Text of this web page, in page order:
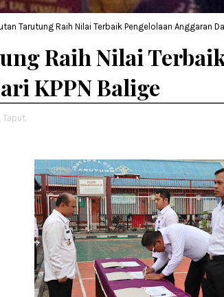
Tarutung Raih Nilai Terbaik Pengelolaan Anggaran
Raih Nilai
KPPN Balige
Taput,